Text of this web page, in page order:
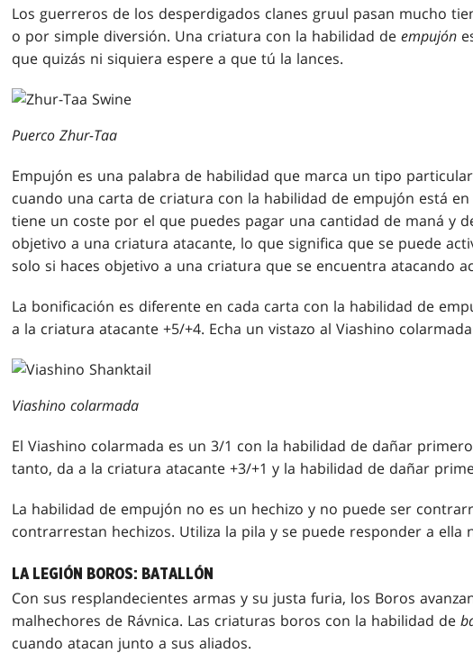
Los guerreros de los desperdigados clanes gruul pasan mucho
o por simple diversión. Una criatura con la habilidad de empujón
que quizás ni siquiera espere a que tú la lances.
Puerco Zhur-Taa
Empujón es una palabra de habilidad que marca un tipo
cuando una carta de criatura con la habilidad de empujón está
tiene un coste por el que puedes pagar una cantidad de maná y
objetivo a una criatura atacante, lo que significa que se puede
solo si haces objetivo a una criatura que se encuentra atacando
La bonificación es diferente en cada carta con la habilidad de
a la criatura atacante +5/+4. Echa un vistazo al Viashino
Viashino colarmada
El Viashino colarmada es un 3/1 con la habilidad de dañar
tanto, da a la criatura atacante +3/+1 y la habilidad de dañar
La habilidad de empujón no es un hechizo y no puede ser
contrarrestan hechizos. Utiliza la pila y se puede responder a ella
LA LEGIÓN BOROS: BATALLÓN
Con sus resplandecientes armas y su justa furia, los Boros
malhechores de Rávnica. Las criaturas boros con la habilidad de
cuando atacan junto a sus aliados.